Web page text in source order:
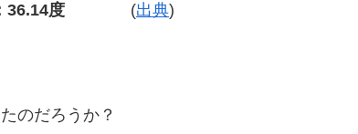
温：36.14度 (出典)
のだろうか？